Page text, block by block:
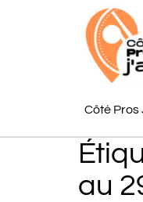
Côté Pros
au